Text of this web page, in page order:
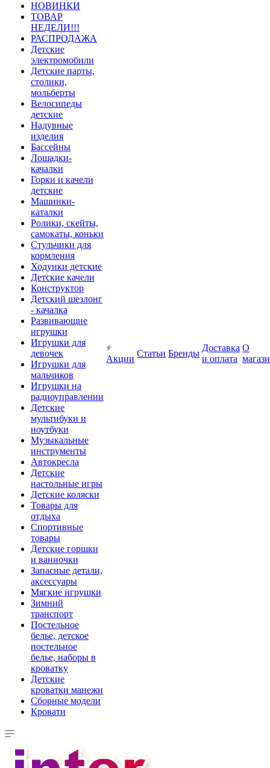
НОВИНКИ
ТОВАР
НЕДЕЛИ!!!
РАСПРОДАЖА
Детские
электромобили
Детские парты,
столики,
мольберты
Велосипеды
детские
Надувные
изделия
Бассейны
Лошадки-
качалки
Горки и качели
детские
Машинки-
каталки
Ролики, скейты,
самокаты, коньки
Стульчики для
кормления
Ходунки детские
Детские качели
Конструктор
Детский шезлонг
- качалка
Развивающие
игрушки
Игрушки для
девочек
Игрушки для
мальчиков
Игрушки на
радиоуправлении
Детские
мультибуки и
ноутбуки
Музыкальные
инструменты
Автокресла
Детские
настольные игры
Детские коляски
Товары для
отдыха
Спортивные
товары
Детские горшки
и ванночки
Запасные детали,
аксессуары
Мягкие игрушки
Зимний
транспорт
Постельное
белье, детское
постельное
белье, наборы в
кроватку
Детские
кроватки манежи
Сборные модели
Кровати
Акции
Статьи Бренды
Доставка
и оплата
О